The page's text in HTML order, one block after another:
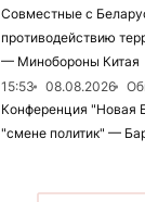
Совместные с
противодействию
— Минобороны Китая
15:53
08.08.2026
Конференция "Новая
"смене политик" —